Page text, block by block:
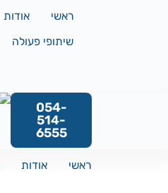
ראשי אודות
שיתופי פעולה
054-
514-
6555
ראשי אודות